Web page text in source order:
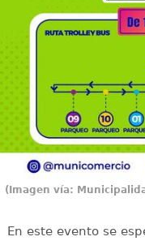
(Imagen vía:
En este evento se